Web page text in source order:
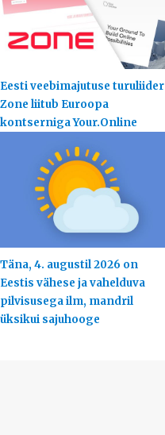
Eesti veebimajutuse turuliider
Zone liitub Euroopa
kontserniga Your.Online
Täna, 4. augustil 2026 on
Eestis vähese ja vahelduva
pilvisusega ilm, mandril
üksikui sajuhooge